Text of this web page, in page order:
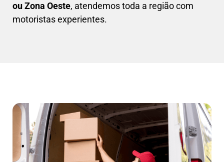
ou Zona Oeste, atendemos toda a região com
motoristas experientes.